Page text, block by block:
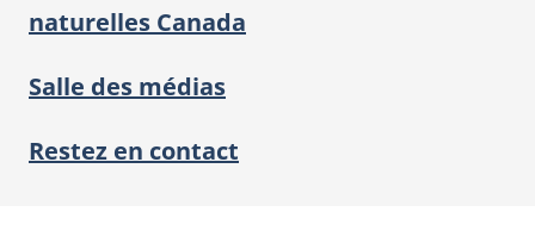
naturelles Canada
Salle des médias
Restez en contact